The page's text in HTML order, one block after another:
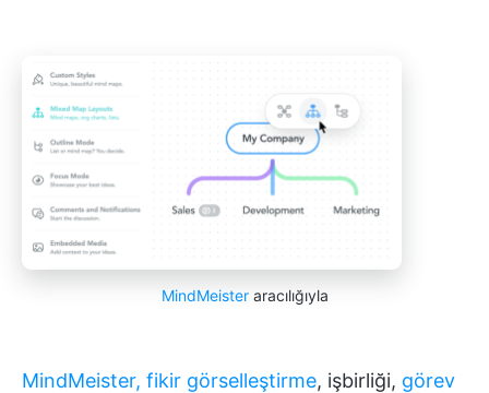
MindMeisteraracılığıyla
MindMeister, fikir görselleştirme, işbirliği, görev